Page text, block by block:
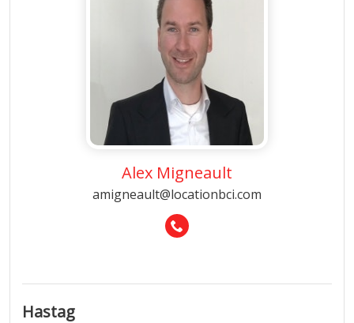
Alex Migneault
amigneault@locationbci.com
Hastag